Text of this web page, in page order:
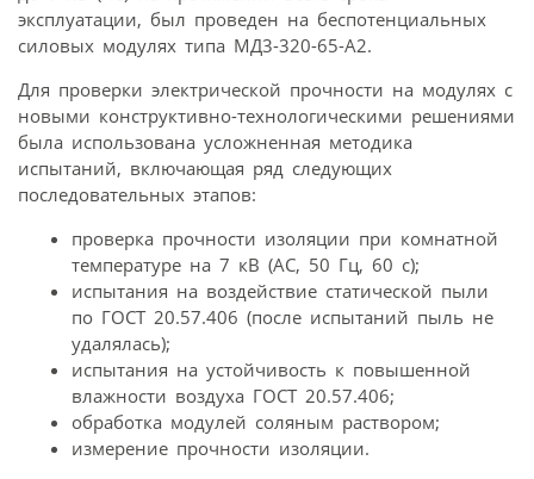
эксплуатации, был проведен на беспотенциальных
силовых модулях типа МД3-320-65-А2.
Для проверки электрической прочности на модулях с
новыми конструктивно-технологическими решениями
была использована усложненная методика
испытаний, включающая ряд следующих
последовательных этапов:
проверка прочности изоляции при комнатной
температуре на 7 кВ (АС, 50 Гц, 60 с);
испытания на воздействие статической пыли
по ГОСТ 20.57.406 (после испытаний пыль не
удалялась);
испытания на устойчивость к повышенной
влажности воздуха ГОСТ 20.57.406;
обработка модулей соляным раствором;
измерение прочности изоляции.